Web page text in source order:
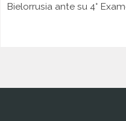
Bielorrusia ante su 4°